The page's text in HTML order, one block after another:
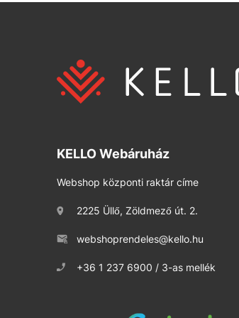
KELLO Webáruház
Webshop központi raktár címe
2225 Üllő, Zöldmező út. 2.
webshoprendeles@kello.hu
+36 1 237 6900 / 3-as mellék